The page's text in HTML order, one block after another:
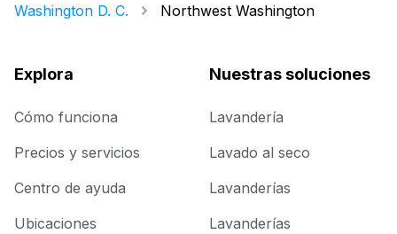
Washington D. C.
Northwest Washington
Explora
Cómo funciona
Precios y servicios
Centro de ayuda
Ubicaciones
Nuestras soluciones
Lavandería
Lavado al seco
Lavanderías
Lavanderías